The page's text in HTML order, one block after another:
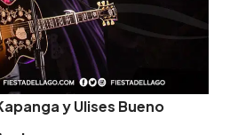
y Ulises Bueno